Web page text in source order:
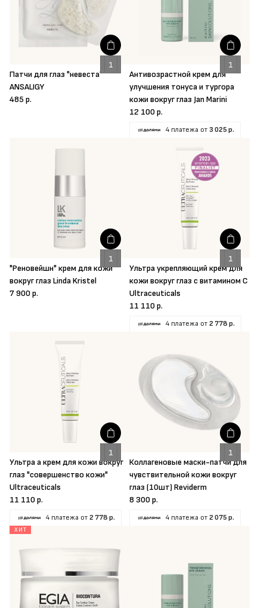
Патчи для глаз "невеста"
ANSALIGY
485 р.
Антивозрастной крем для
улучшения тонуса и тургора
кожи вокруг глаз Jan Marini
12 100 р.
4 платежа от 3 025 р.
"Реновейшн" крем для кожи
вокруг глаз Linda Kristel
7 900 р.
Ультра укрепляющий крем для
кожи вокруг глаз с витамином C
Ultraceuticals
11 110 р.
4 платежа от 2 778 р.
Ультра а крем для кожи вокруг
глаз "совершенство кожи"
Ultraceuticals
11 110 р.
4 платежа от 2 778 р.
Коллагеновые маски-патчи для
чувствительной кожи вокруг
глаз (10шт) Reviderm
8 300 р.
4 платежа от 2 075 р.
ХИТ